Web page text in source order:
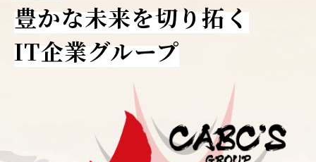
豊かな未来を切り拓く
IT企業グループ